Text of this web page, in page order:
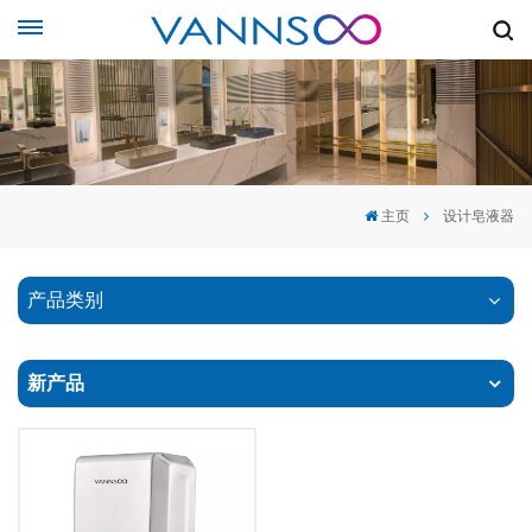
主页 设计皂液器
产品类别
新产品